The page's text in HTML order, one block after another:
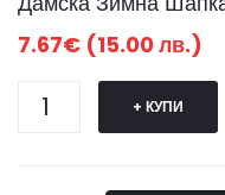
7.67€ (15.00 лв.)
+ КУПИ